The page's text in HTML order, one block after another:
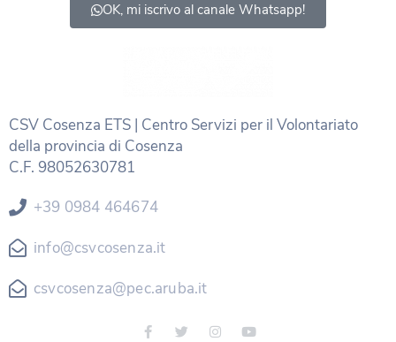
OK, mi iscrivo al canale Whatsapp!
CSV Cosenza ETS | Centro Servizi per il Volontariato
della provincia di Cosenza
C.F. 98052630781
+39 0984 464674
info@csvcosenza.it
csvcosenza@pec.aruba.it